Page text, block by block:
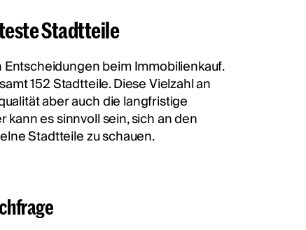
Stadtteile
beim Immobilienkauf.
152 Stadtteile. Diese Vielzahl an
aber auch die langfristige
es sinnvoll sein, sich an den
Stadtteile zu schauen.